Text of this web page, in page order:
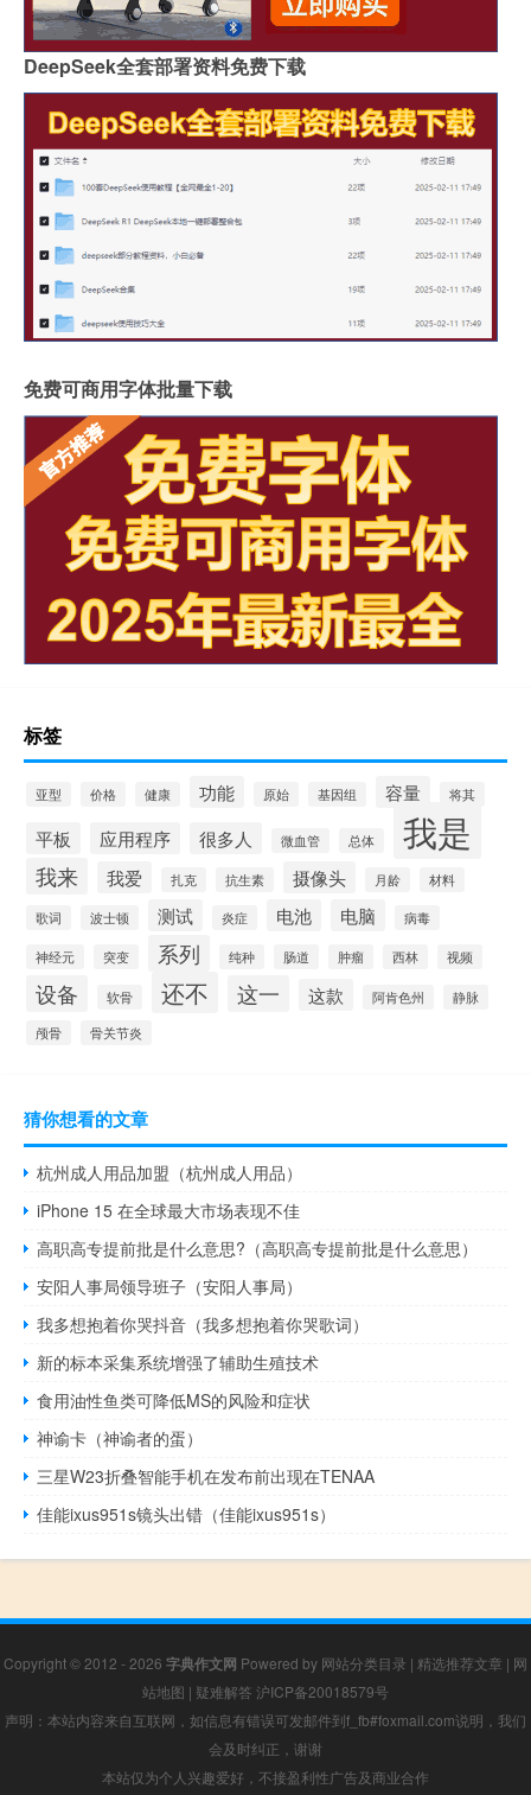
DeepSeek全套部署资料免费下载
免费可商用字体批量下载
标签
亚型 价格 健康 功能 原始 基因组 容量 将其
平板 应用程序 很多人 微血管 总体 我是
我来 我爱 扎克 抗生素 摄像头 月龄 材料
歌词 波士顿 测试 炎症 电池 电脑 病毒
神经元 突变 系列 纯种 肠道 肿瘤 西林 视频
设备 软骨 还不 这一 这款 阿肯色州
静脉
颅骨
骨关节炎
猜你想看的文章
杭州成人用品加盟（杭州成人用品）
iPhone 15 在全球最大市场表现不佳
高职高专提前批是什么意思?（高职高专提前批是什么意思）
安阳人事局领导班子（安阳人事局）
我多想抱着你哭抖音（我多想抱着你哭歌词）
新的标本采集系统增强了辅助生殖技术
食用油性鱼类可降低MS的风险和症状
神谕卡（神谕者的蛋）
三星W23折叠智能手机在发布前出现在TENAA
佳能ixus951s镜头出错（佳能ixus951s）
Copyright © 2012 - 2026 字典作文网 Powered by 网站分类目录 | 精选推荐文章 | 网
站地图 | 疑难解答 沪ICP备20018579号
声明：本站内容来自互联网，如信息有错误可发邮件到f_fb#foxmail.com说明，我们
会及时纠正，谢谢
本站仅为个人兴趣爱好，不接盈利性广告及商业合作